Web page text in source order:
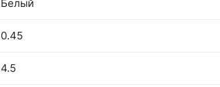
Белый
0.45
4.5